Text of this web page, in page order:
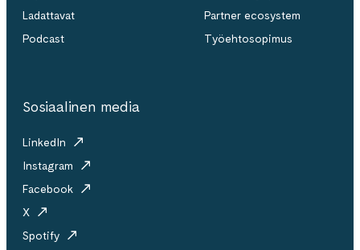
Ladattavat
Podcast
Partner ecosystem
Työehtosopimus
Sosiaalinen media
LinkedIn
Instagram
Facebook
X
Spotify